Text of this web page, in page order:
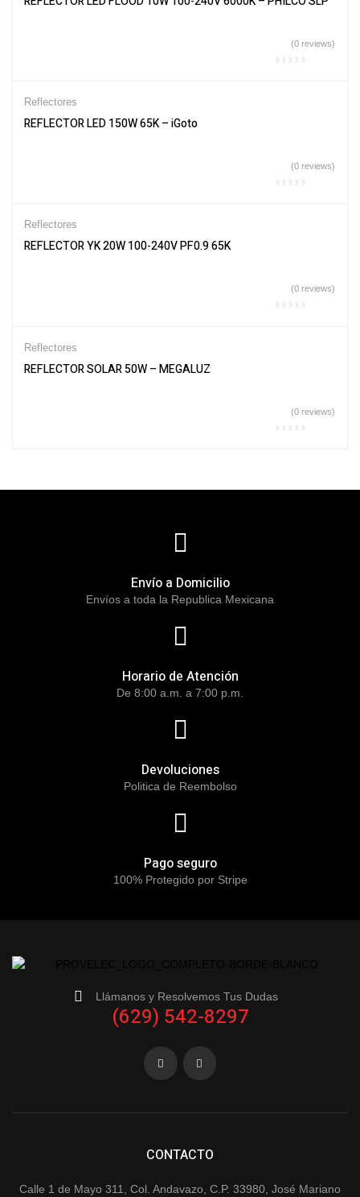
(0 reviews)
Reflectores
REFLECTOR LED 150W 65K – iGoto
(0 reviews)
Reflectores
REFLECTOR YK 20W 100-240V PF0.9 65K
(0 reviews)
Reflectores
REFLECTOR SOLAR 50W – MEGALUZ
(0 reviews)
Envío a Domicilio
Envíos a toda la Republica Mexicana
Horario de Atención
De 8:00 a.m. a 7:00 p.m.
Devoluciones
Politica de Reembolso
Pago seguro
100% Protegido por Stripe
Llámanos y Resolvemos Tus Dudas
(629) 542-8297
CONTACTO
Calle 1 de Mayo 311, Col. Andavazo, C.P. 33980, José Mariano